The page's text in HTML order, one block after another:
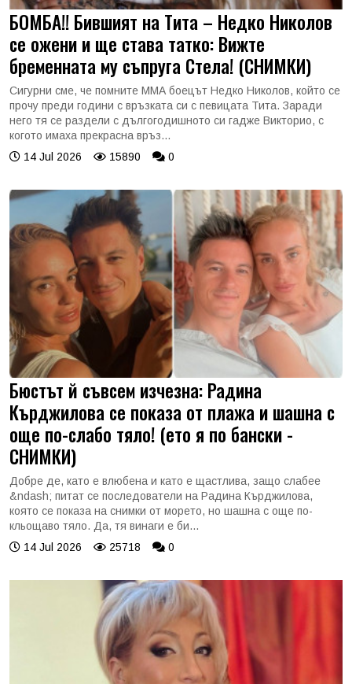
БОМБА!! Бившият на Тита – Недко Николов
се ожени и ще става татко: Вижте
бременната му съпруга Стела! (СНИМКИ)
Сигурни сме, че помните ММА боецът Недко Николов, който се
прочу преди години с връзката си с певицата Тита. Заради
него тя се раздели с дългогодишното си гадже Викторио, с
когото имаха прекрасна връз...
14 Jul 2026
15890 0
Бюстът й съвсем изчезна: Радина
Кърджилова се показа от плажа и шашна с
още по-слабо тяло! (ето я по бански -
СНИМКИ)
Добре де, като е влюбена и като е щастлива, защо слабее
&ndash; питат се последователи на Радина Кърджилова,
която се показа на снимки от морето, но шашна с още по-
кльощаво тяло. Да, тя винаги е би...
14 Jul 2026
25718 0